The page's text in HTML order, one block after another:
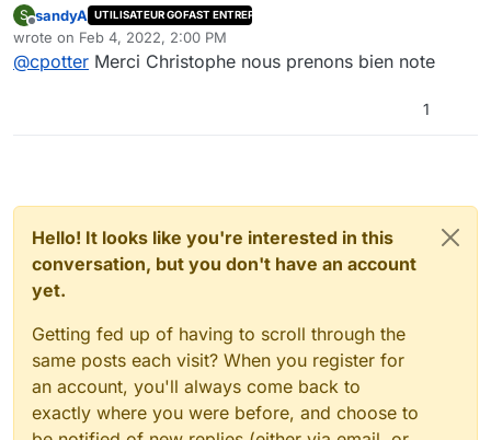
nouvelle fonctionnalité de la dernière version de
Windows
S
Offline
sandyA UTILISATEUR GOFAST ENTREPRISE
wrote on Feb 4, 2022, 2:00 PM
last edited by
@cpotter Merci Christophe nous prenons bien note
1
Hello! It looks like you're interested in this
conversation, but you don't have an account
yet.
Getting fed up of having to scroll through the
same posts each visit? When you register for
an account, you'll always come back to
exactly where you were before, and choose to